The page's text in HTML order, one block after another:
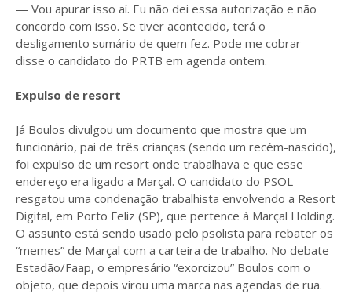
— Vou apurar isso aí. Eu não dei essa autorização e não
concordo com isso. Se tiver acontecido, terá o
desligamento sumário de quem fez. Pode me cobrar —
disse o candidato do PRTB em agenda ontem.
Expulso de resort
Já Boulos divulgou um documento que mostra que um
funcionário, pai de três crianças (sendo um recém-nascido),
foi expulso de um resort onde trabalhava e que esse
endereço era ligado a Marçal. O candidato do PSOL
resgatou uma condenação trabalhista envolvendo a Resort
Digital, em Porto Feliz (SP), que pertence à Marçal Holding.
O assunto está sendo usado pelo psolista para rebater os
“memes” de Marçal com a carteira de trabalho. No debate
Estadão/Faap, o empresário “exorcizou” Boulos com o
objeto, que depois virou uma marca nas agendas de rua.